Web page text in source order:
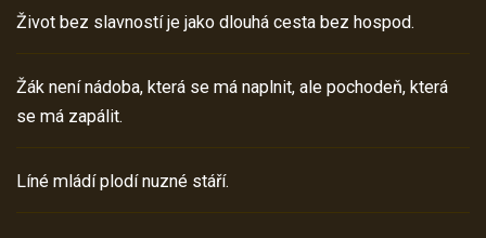
Život bez slavností je jako dlouhá cesta bez hospod.
Žák není nádoba, která se má naplnit, ale pochodeň, která
se má zapálit.
Líné mládí plodí nuzné stáří.